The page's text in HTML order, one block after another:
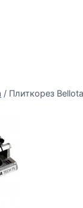
/ Плиткорез